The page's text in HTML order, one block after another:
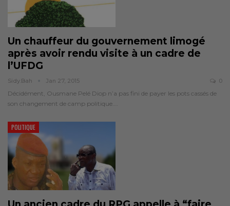
Un chauffeur du gouvernement limogé
après avoir rendu visite à un cadre de
l’UFDG
Sidy.bah Jan 27, 2015 0
Décidément, Ousmane Pelé Diop n’a pas fini de payer les pots cassés de
son changement de camp politique.…
POLITIQUE